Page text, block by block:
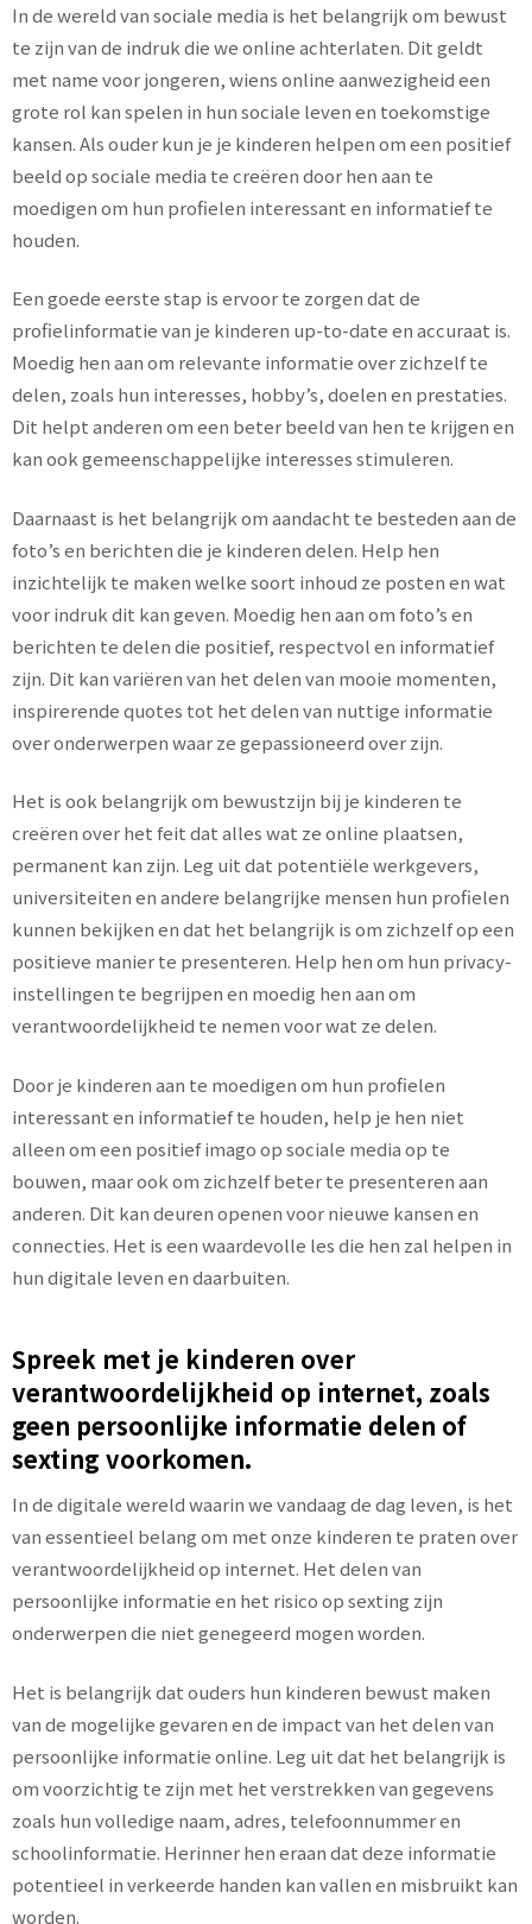
In de wereld van sociale media is het belangrijk om bewust
te zijn van de indruk die we online achterlaten. Dit geldt
met name voor jongeren, wiens online aanwezigheid een
grote rol kan spelen in hun sociale leven en toekomstige
kansen. Als ouder kun je je kinderen helpen om een positief
beeld op sociale media te creëren door hen aan te
moedigen om hun profielen interessant en informatief te
houden.
Een goede eerste stap is ervoor te zorgen dat de
profielinformatie van je kinderen up-to-date en accuraat is.
Moedig hen aan om relevante informatie over zichzelf te
delen, zoals hun interesses, hobby’s, doelen en prestaties.
Dit helpt anderen om een beter beeld van hen te krijgen en
kan ook gemeenschappelijke interesses stimuleren.
Daarnaast is het belangrijk om aandacht te besteden aan de
foto’s en berichten die je kinderen delen. Help hen
inzichtelijk te maken welke soort inhoud ze posten en wat
voor indruk dit kan geven. Moedig hen aan om foto’s en
berichten te delen die positief, respectvol en informatief
zijn. Dit kan variëren van het delen van mooie momenten,
inspirerende quotes tot het delen van nuttige informatie
over onderwerpen waar ze gepassioneerd over zijn.
Het is ook belangrijk om bewustzijn bij je kinderen te
creëren over het feit dat alles wat ze online plaatsen,
permanent kan zijn. Leg uit dat potentiële werkgevers,
universiteiten en andere belangrijke mensen hun profielen
kunnen bekijken en dat het belangrijk is om zichzelf op een
positieve manier te presenteren. Help hen om hun privacy-
instellingen te begrijpen en moedig hen aan om
verantwoordelijkheid te nemen voor wat ze delen.
Door je kinderen aan te moedigen om hun profielen
interessant en informatief te houden, help je hen niet
alleen om een positief imago op sociale media op te
bouwen, maar ook om zichzelf beter te presenteren aan
anderen. Dit kan deuren openen voor nieuwe kansen en
connecties. Het is een waardevolle les die hen zal helpen in
hun digitale leven en daarbuiten.
Spreek met je kinderen over
verantwoordelijkheid op internet, zoals
geen persoonlijke informatie delen of
sexting voorkomen.
In de digitale wereld waarin we vandaag de dag leven, is het
van essentieel belang om met onze kinderen te praten over
verantwoordelijkheid op internet. Het delen van
persoonlijke informatie en het risico op sexting zijn
onderwerpen die niet genegeerd mogen worden.
Het is belangrijk dat ouders hun kinderen bewust maken
van de mogelijke gevaren en de impact van het delen van
persoonlijke informatie online. Leg uit dat het belangrijk is
om voorzichtig te zijn met het verstrekken van gegevens
zoals hun volledige naam, adres, telefoonnummer en
schoolinformatie. Herinner hen eraan dat deze informatie
potentieel in verkeerde handen kan vallen en misbruikt kan
worden.